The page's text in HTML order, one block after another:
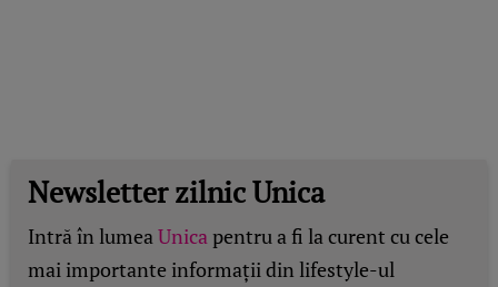
Newsletter zilnic Unica
Intră în lumeaUnicapentru a fi la curent cu cele
mai importante informații din lifestyle-ul